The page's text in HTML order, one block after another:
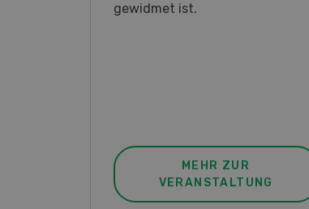
gewidmet ist.
MEHR ZUR
VERANSTALTUNG